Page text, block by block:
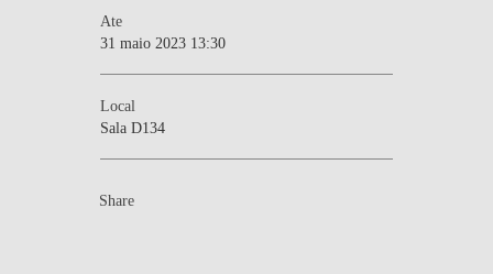
Ate
31 maio 2023 13:30
Local
Sala D134
Share